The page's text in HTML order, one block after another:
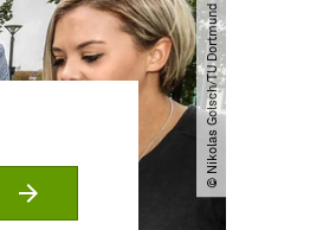
© Nikolas Golsch​/​TU Dortmund